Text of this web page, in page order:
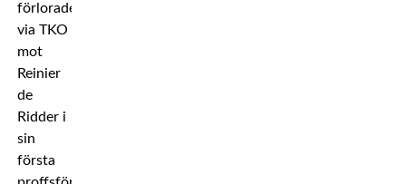
förlorade
via TKO
mot
Reinier
de
Ridder i
sin
första